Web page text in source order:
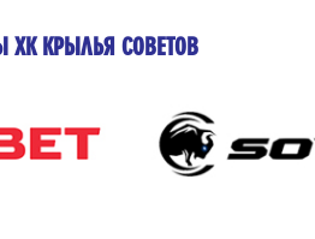
ХК КРЫЛЬЯ СОВЕТОВ